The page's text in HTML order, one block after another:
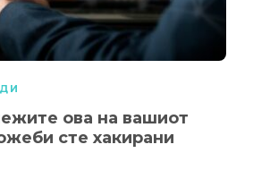
ова на вашиот
сте хакирани